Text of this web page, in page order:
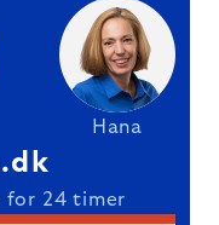
Hana
for 24 timer